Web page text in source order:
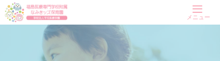
Skip
メニュー